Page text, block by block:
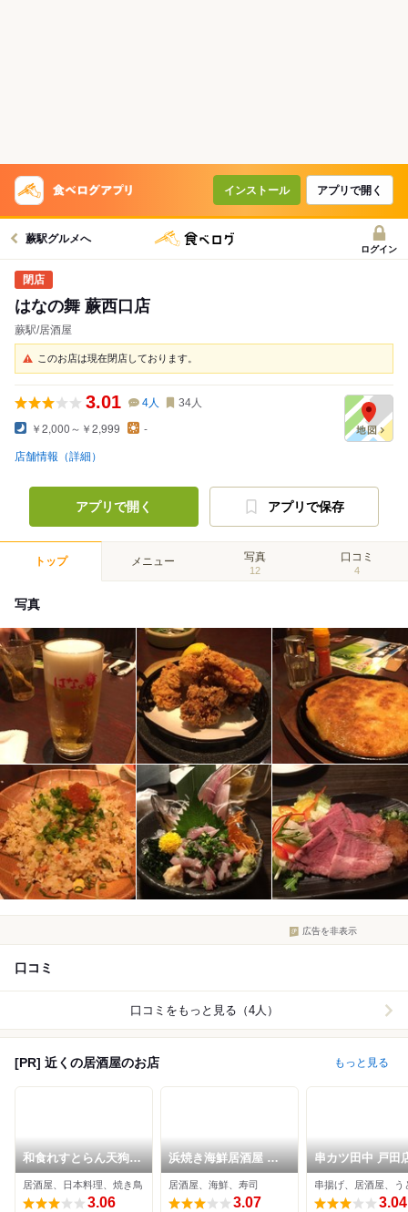
インストール アプリで開く
蕨駅グルメへ
ログイン
はなの舞 蕨西口店
蕨駅/居酒屋
このお店は現在閉店しております。
3.01 4人 34人
￥2,000～￥2,999 -
店舗情報（詳細）
アプリで開く アプリで保存
トップ メニュー 写真
12
口コミ
4
写真
広告を非表示
口コミ
口コミをもっと見る（4人）
[PR] 近くの居酒屋のお店 もっと見る
和食れすとらん天狗
蕨店
居酒屋、日本料理、焼き鳥
3.06
浜焼き海鮮居酒屋 大
庄水産 わらび店
居酒屋、海鮮、寿司
3.07
串カツ田中 戸田
串揚げ、居酒屋、う
3.04